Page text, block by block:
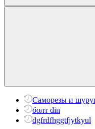
Саморезы и
болт din
dgfrdfhggtfjytkyul